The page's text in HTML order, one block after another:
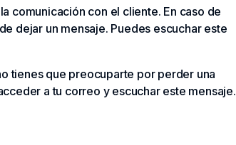
comunicación con el cliente. En caso de
dejar un mensaje. Puedes escuchar este
tienes que preocuparte por perder una
a tu correo y escuchar este mensaje.